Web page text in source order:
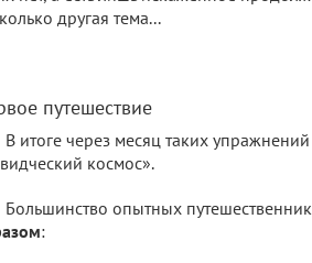
другая тема...
путешествие
В итоге через месяц таких
космос».
Большинство опытных
: